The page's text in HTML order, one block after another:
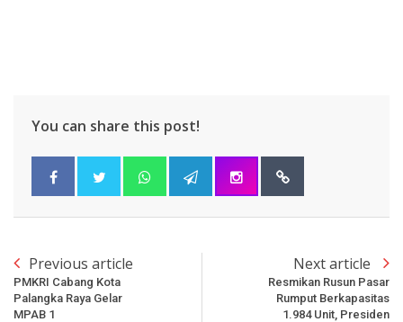
You can share this post!
Previous article
PMKRI Cabang Kota
Palangka Raya Gelar
MPAB 1
Next article
Resmikan Rusun Pasar
Rumput Berkapasitas
1.984 Unit, Presiden